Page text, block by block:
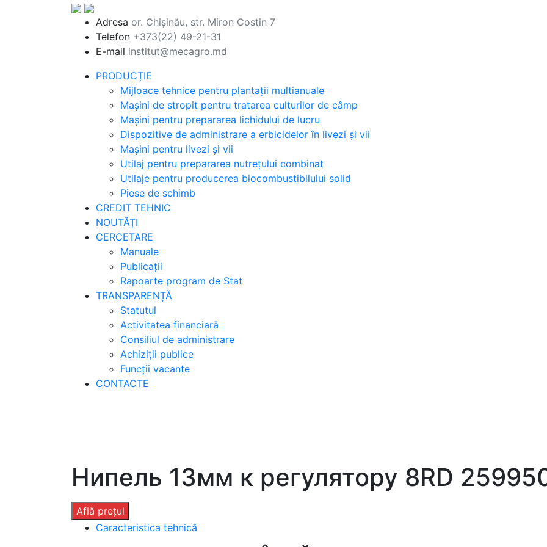
Adresa or. Chișinău, str. Miron Costin 7
Telefon +373(22) 49-21-31
E-mail institut@mecagro.md
PRODUCȚIE
Mijloace tehnice pentru plantații multianuale
Mașini de stropit pentru tratarea culturilor de câmp
Mașini pentru prepararea lichidului de lucru
Dispozitive de administrare a erbicidelor în livezi și vii
Mașini pentru livezi și vii
Utilaj pentru prepararea nutrețului combinat
Utilaje pentru producerea biocombustibilului solid
Piese de schimb
CREDIT TEHNIC
NOUTĂȚI
CERCETARE
Manuale
Publicații
Rapoarte program de Stat
TRANSPARENȚĂ
Statutul
Activitatea financiară
Consiliul de administrare
Achiziții publice
Funcții vacante
CONTACTE
Нипель 13мм к регулятору 8RD
Află prețul
Caracteristica tehnică